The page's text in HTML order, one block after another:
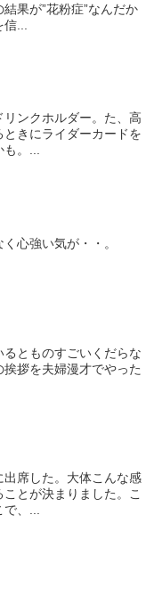
果が”花粉症”なんだか
...
ンクホルダー。た、高
きにライダーカードを
も。...
心強い気が・・。
とものすごいくだらな
拶を夫婦漫才でやった
席した。大体こんな感
とが決まりました。こ
、...